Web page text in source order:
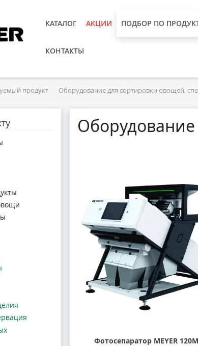
КАТАЛОГ АКЦИИ ПОДБОР ПО
КОНТАКТЫ
продукт Оборудование для сортировки овощей,
Фотосепаратор MEYER